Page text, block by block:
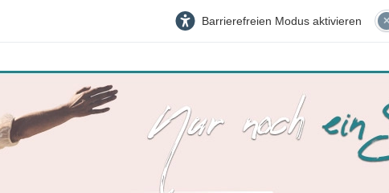
Barrierefreien Modus aktivieren